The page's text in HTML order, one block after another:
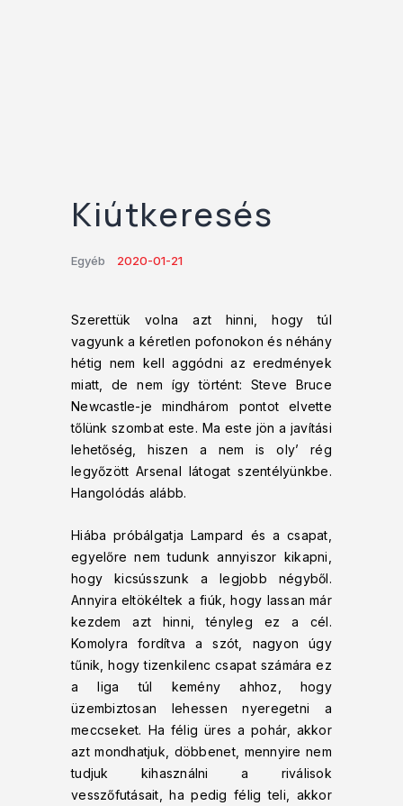
Kiútkeresés
Egyéb 2020-01-21
Szerettük volna azt hinni, hogy túl
vagyunk a kéretlen pofonokon és néhány
hétig nem kell aggódni az eredmények
miatt, de nem így történt: Steve Bruce
Newcastle-je mindhárom pontot elvette
tőlünk szombat este. Ma este jön a javítási
lehetőség, hiszen a nem is oly’ rég
legyőzött Arsenal látogat szentélyünkbe.
Hangolódás alább.
Hiába próbálgatja Lampard és a csapat,
egyelőre nem tudunk annyiszor kikapni,
hogy kicsússzunk a legjobb négyből.
Annyira eltökéltek a fiúk, hogy lassan már
kezdem azt hinni, tényleg ez a cél.
Komolyra fordítva a szót, nagyon úgy
tűnik, hogy tizenkilenc csapat számára ez
a liga túl kemény ahhoz, hogy
üzembiztosan lehessen nyeregetni a
meccseket. Ha félig üres a pohár, akkor
azt mondhatjuk, döbbenet, mennyire nem
tudjuk kihasználni a riválisok
vesszőfutásait, ha pedig félig teli, akkor